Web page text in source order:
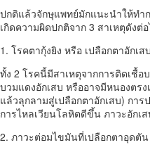
ปกติแล้วจักษุแพทย์มักแนะนำให้ทำ
เกิดความผิดปกติจาก 3 สาเหตุดังต่
1. โรคตากุ้งยิง หรือ เปลือกตาอักเสบ
ทั้ง 2 โรคนี้มีสาเหตุจากการติดเชื้อ
บวมแดงอักเสบ หรืออาจมีหนองตร
แล้วลุกลามสู่เปลือกตาอักเสบ) กา
การไหลเวียนโลหิตดีขึ้น ภาวะอักเ
2. ภาวะต่อมไขมันที่เปลือกตาอุดตัน